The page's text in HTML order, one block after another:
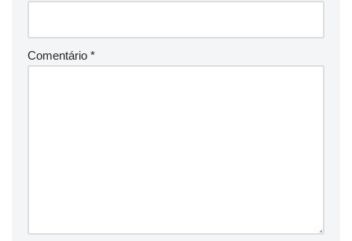
Comentário *